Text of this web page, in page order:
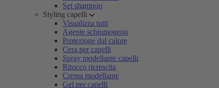
Set shampoo
Styling capelli
Visualizza tutti
Agente schiumogeno
Protezione dal calore
Cera per capelli
Spray modellante capelli
Ritocco ricrescita
Crema modellante
Gel per capelli